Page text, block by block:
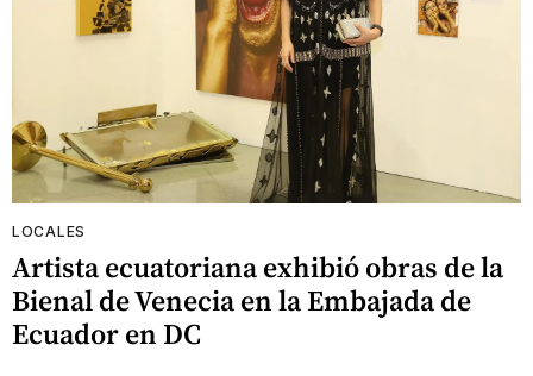
LOCALES
Artista ecuatoriana exhibió obras de la
Bienal de Venecia en la Embajada de
Ecuador en DC